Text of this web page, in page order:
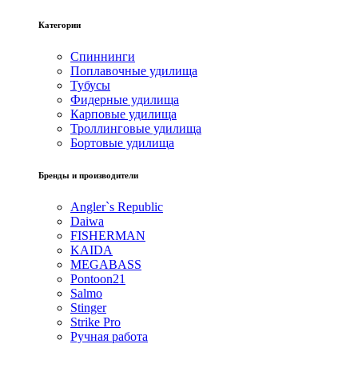
Категории
Спиннинги
Поплавочные удилища
Тубусы
Фидерные удилища
Карповые удилища
Троллинговые удилища
Бортовые удилища
Бренды и производители
Angler`s Republic
Daiwa
FISHERMAN
KAIDA
MEGABASS
Pontoon21
Salmo
Stinger
Strike Pro
Ручная работа